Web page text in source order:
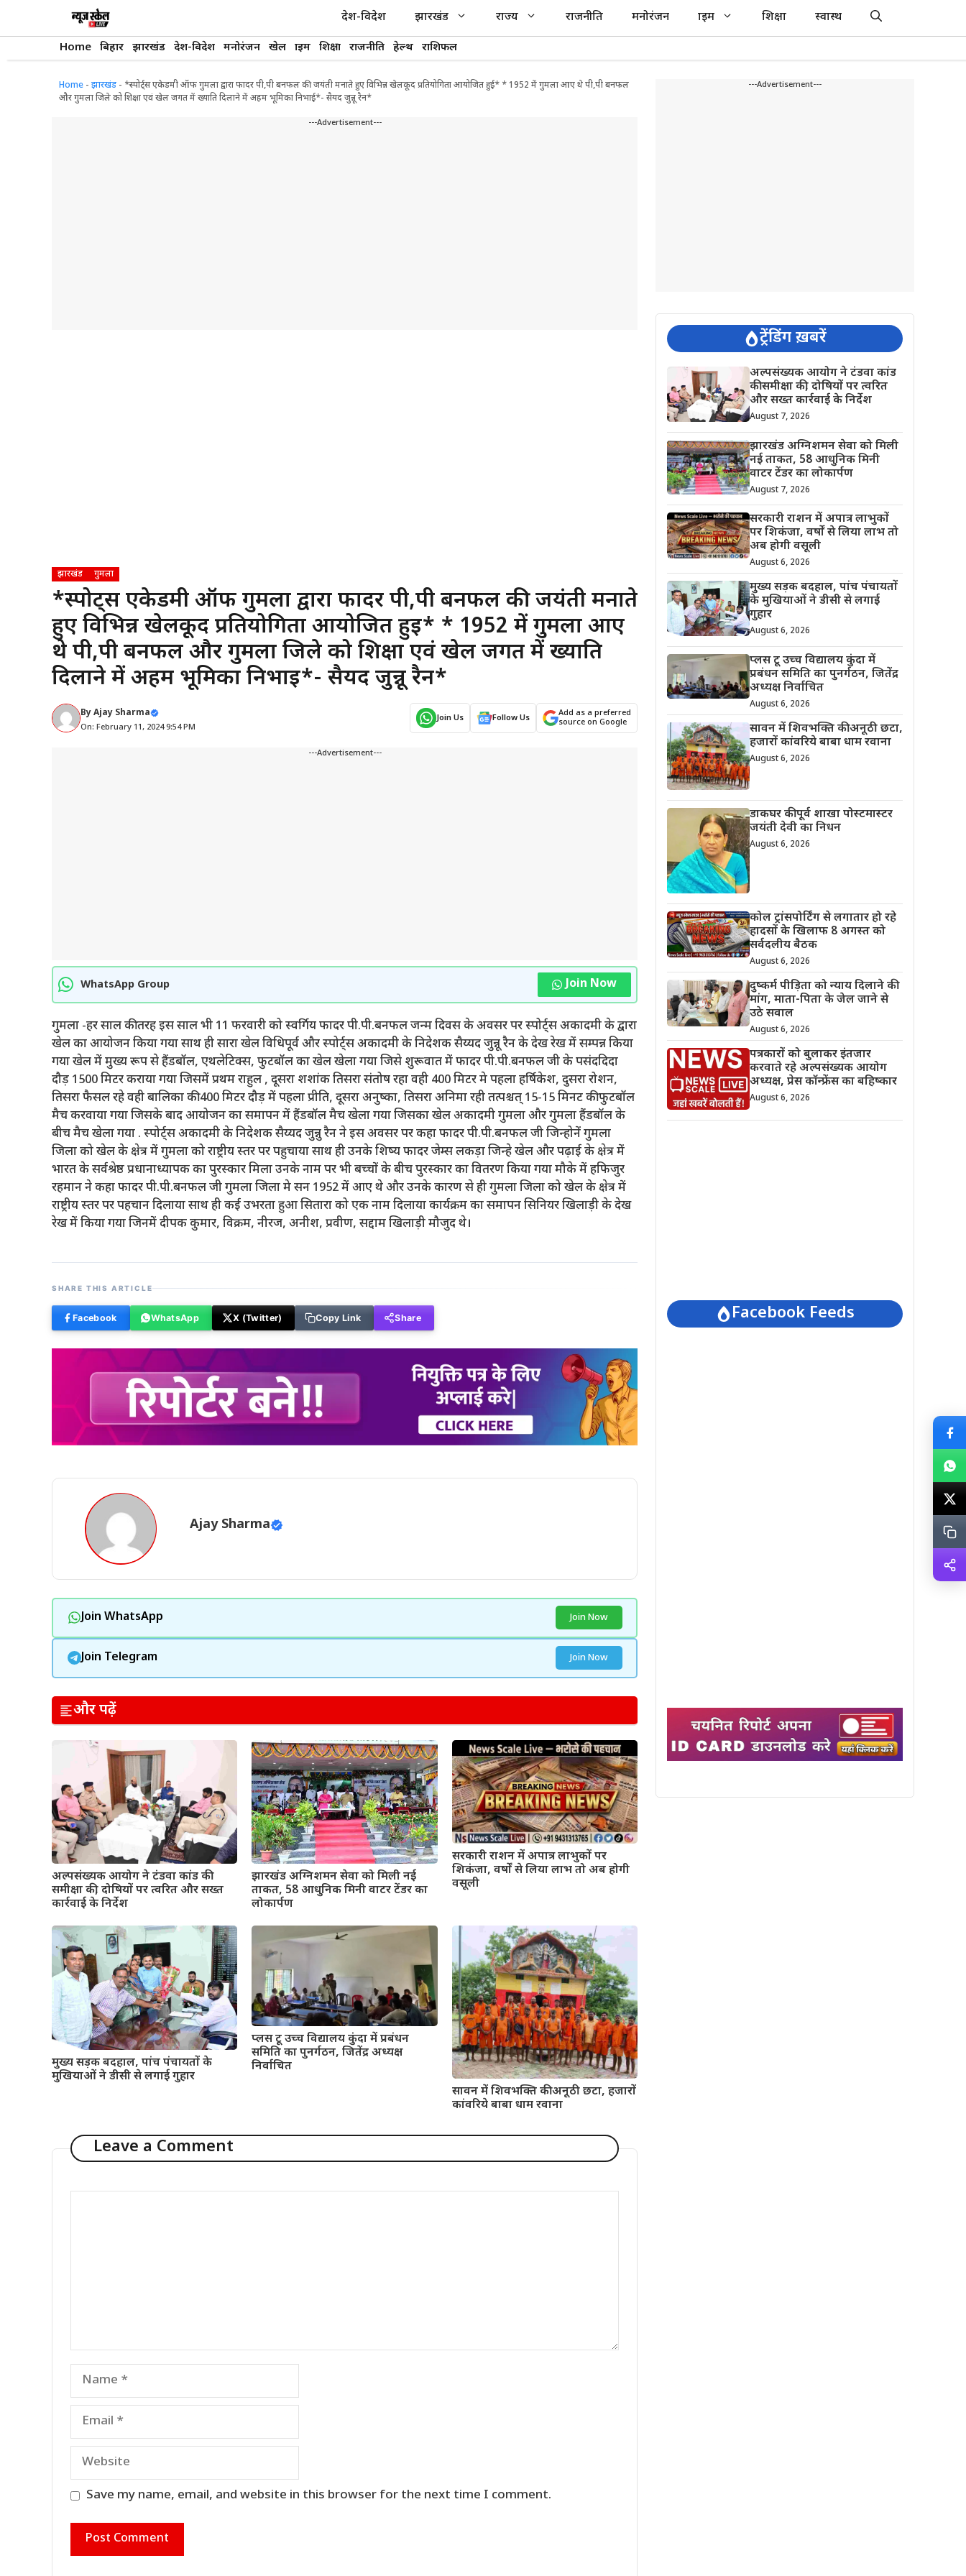
देश-विदेश झारखंड राज्य राजनीति मनोरंजन क्राइम शिक्षा स्वास्थ
Home बिहार झारखंड देश-विदेश मनोरंजन खेल क्राइम शिक्षा राजनीति हेल्थ राशिफल
Home - झारखंड - *स्पोर्ट्स एकेडमी ऑफ गुमला द्वारा फादर पी,पी बनफल की जयंती मनाते हुए विभिन्न खेलकूद प्रतियोगिता आयोजित हुई* * 1952 में गुमला आए थे पी,पी बनफल
और गुमला जिले को शिक्षा एवं खेल जगत में ख्याति दिलाने में अहम भूमिका निभाई*- सैयद जुन्नू रैन*
---Advertisement---
झारखंड गुमला
*स्पोर्ट्स एकेडमी ऑफ गुमला द्वारा फादर पी,पी बनफल की जयंती मनाते
हुए विभिन्न खेलकूद प्रतियोगिता आयोजित हुई* * 1952 में गुमला आए
थे पी,पी बनफल और गुमला जिले को शिक्षा एवं खेल जगत में ख्याति
दिलाने में अहम भूमिका निभाई*- सैयद जुन्नू रैन*
ByAjay Sharma
On: February 11, 2024 9:54 PM
Join Us Follow Us
Add as a preferred
source on Google
---Advertisement---
WhatsApp Group Join Now
गुमला -हर साल की तरह इस साल भी 11 फरवारी को स्वर्गिय फादर पी.पी.बनफल जन्म दिवस के अवसर पर स्पोर्ट्स अकादमी के द्वारा
खेल का आयोजन किया गया साथ ही सारा खेल विधिपूर्व और स्पोर्ट्स अकादमी के निदेशक सैय्यद जुन्नू रैन के देख रेख में सम्पन्न किया
गया खेल में मुख्य रूप से हैंडबॉल, एथलेटिक्स, फुटबॉल का खेल खेला गया जिसे शुरूवात में फादर पी.पी.बनफल जी के पसंददिदा
दौड़ 1500 मिटर कराया गया जिसमें प्रथम राहुल , दूसरा शशांक तिसरा संतोष रहा वही 400 मिटर मे पहला हर्षिकेश, दुसरा रोशन,
तिसरा फैसल रहे वही बालिका की 400 मिटर दौड़ में पहला प्रीति, दूसरा अनुष्का, तिसरा अनिमा रही तत्पश्चत् 15-15 मिनट की फुटबॉल
मैच करवाया गया जिसके बाद आयोजन का समापन में हैंडबॉल मैच खेला गया जिसका खेल अकादमी गुमला और गुमला हैंडबॉल के
बीच मैच खेला गया . स्पोर्ट्स अकादमी के निदेशक सैय्यद जुन्नु रैन ने इस अवसर पर कहा फादर पी.पी.बनफल जी जिन्होनें गुमला
जिला को खेल के क्षेत्र में गुमला को राष्ट्रीय स्तर पर पहुचाया साथ ही उनके शिष्य फादर जेम्स लकड़ा जिन्हे खेल और पढ़ाई के क्षेत्र में
भारत के सर्वश्रेष्ठ प्रधानाध्यापक का पुरस्कार मिला उनके नाम पर भी बच्चों के बीच पुरस्कार का वितरण किया गया मौके में हफिजुर
रहमान ने कहा फादर पी.पी.बनफल जी गुमला जिला मे सन 1952 में आए थे और उनके कारण से ही गुमला जिला को खेल के क्षेत्र में
राष्ट्रीय स्तर पर पहचान दिलाया साथ ही कई उभरता हुआ सितारा को एक नाम दिलाया कार्यक्रम का समापन सिनियर खिलाड़ी के देख
रेख में किया गया जिनमें दीपक कुमार, विक्रम, नीरज, अनीश, प्रवीण, सद्दाम खिलाड़ी मौजुद थे।
SHARE THIS ARTICLE
Facebook WhatsApp X (Twitter) Copy Link Share
Ajay Sharma
Join WhatsApp Join Now
Join Telegram Join Now
और पढ़ें
अल्पसंख्यक आयोग ने टंडवा कांड की
समीक्षा की, दोषियों पर त्वरित और सख्त
कार्रवाई के निर्देश
झारखंड अग्निशमन सेवा को मिली नई
ताकत, 58 आधुनिक मिनी वाटर टेंडर का
लोकार्पण
सरकारी राशन में अपात्र लाभुकों पर
शिकंजा, वर्षों से लिया लाभ तो अब होगी
वसूली
मुख्य सड़क बदहाल, पांच पंचायतों के
मुखियाओं ने डीसी से लगाई गुहार
प्लस टू उच्च विद्यालय कुंदा में प्रबंधन
समिति का पुनर्गठन, जितेंद्र अध्यक्ष
निर्वाचित
सावन में शिवभक्ति की अनूठी छटा, हजारों
कांवरिये बाबा धाम रवाना
Leave a Comment
Name
Email
Website
Save my name, email, and website in this browser for the next time I comment.
---Advertisement---
ट्रेंडिंग ख़बरें
अल्पसंख्यक आयोग ने टंडवा कांड
की समीक्षा की, दोषियों पर त्वरित
और सख्त कार्रवाई के निर्देश
August 7, 2026
झारखंड अग्निशमन सेवा को मिली
नई ताकत, 58 आधुनिक मिनी
वाटर टेंडर का लोकार्पण
August 7, 2026
सरकारी राशन में अपात्र लाभुकों
पर शिकंजा, वर्षों से लिया लाभ तो
अब होगी वसूली
August 6, 2026
मुख्य सड़क बदहाल, पांच पंचायतों
के मुखियाओं ने डीसी से लगाई
गुहार
August 6, 2026
प्लस टू उच्च विद्यालय कुंदा में
प्रबंधन समिति का पुनर्गठन, जितेंद्र
अध्यक्ष निर्वाचित
August 6, 2026
सावन में शिवभक्ति की अनूठी छटा,
हजारों कांवरिये बाबा धाम रवाना
August 6, 2026
डाकघर की पूर्व शाखा पोस्टमास्टर
जयंती देवी का निधन
August 6, 2026
कोल ट्रांसपोर्टिंग से लगातार हो रहे
हादसों के खिलाफ 8 अगस्त को
सर्वदलीय बैठक
August 6, 2026
दुष्कर्म पीड़िता को न्याय दिलाने की
मांग, माता-पिता के जेल जाने से
उठे सवाल
August 6, 2026
पत्रकारों को बुलाकर इंतजार
करवाते रहे अल्पसंख्यक आयोग
अध्यक्ष, प्रेस कॉन्फ्रेंस का बहिष्कार
August 6, 2026
Facebook Feeds